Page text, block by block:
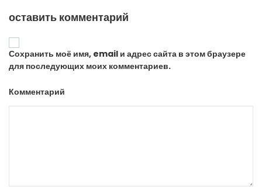
оставить комментарий
Сохранить моё имя, email и адрес сайта в этом браузере
для последующих моих комментариев.
Комментарий